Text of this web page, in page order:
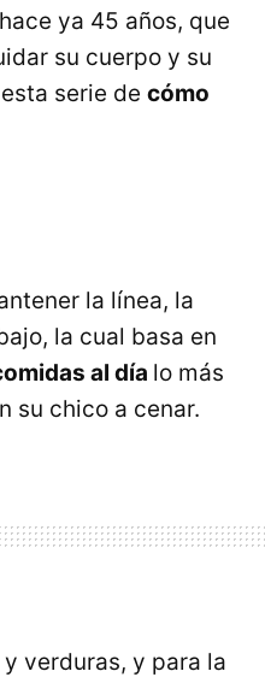
ya 45 años, que
su cuerpo y su
serie de cómo
la línea, la
la cual basa en
al día lo más
su chico a cenar.
verduras, y para la